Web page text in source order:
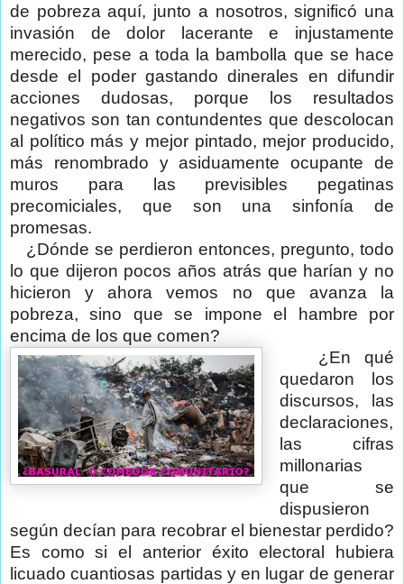
de pobreza aquí, junto a nosotros, significó una
invasión de dolor lacerante e injustamente
merecido, pese a toda la bambolla que se hace
desde el poder gastando dinerales en difundir
acciones dudosas, porque los resultados
negativos son tan contundentes que descolocan
al político más y mejor pintado, mejor producido,
más renombrado y asiduamente ocupante de
muros para las previsibles pegatinas
precomiciales, que son una sinfonía de
promesas.
¿Dónde se perdieron entonces, pregunto, todo
lo que dijeron pocos años atrás que harían y no
hicieron y ahora vemos no que avanza la
pobreza, sino que se impone el hambre por
encima de los que comen?
¿En qué
quedaron los
discursos, las
declaraciones,
las cifras
millonarias
que se
dispusieron
según decían para recobrar el bienestar perdido?
Es como si el anterior éxito electoral hubiera
licuado cuantiosas partidas y en lugar de generar